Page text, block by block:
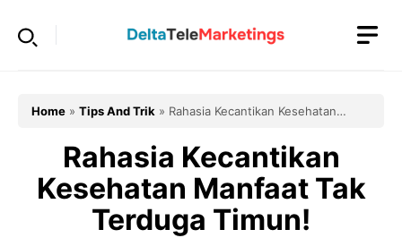
Home » Tips And Trik » Rahasia Kecantikan Kesehatan
Rahasia Kecantikan
Kesehatan Manfaat Tak
Terduga Timun!